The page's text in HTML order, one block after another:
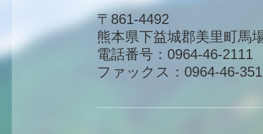
〒861-4492
熊本県下益城郡美里町馬
電話番号：0964-46-2111
ファックス：0964-46-